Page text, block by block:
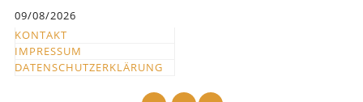
springen
09/08/2026
KONTAKT
IMPRESSUM
DATENSCHUTZERKLÄRUNG